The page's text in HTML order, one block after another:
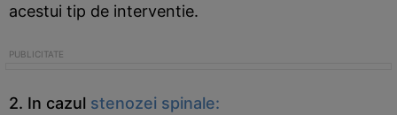
acestui tip de interventie.
2. In cazul stenozei spinale: